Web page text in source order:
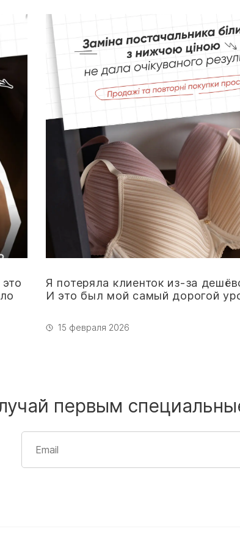
Я потеряла клиенток из-за
И это был мой самый дорогой
15 февраля 2026
первым